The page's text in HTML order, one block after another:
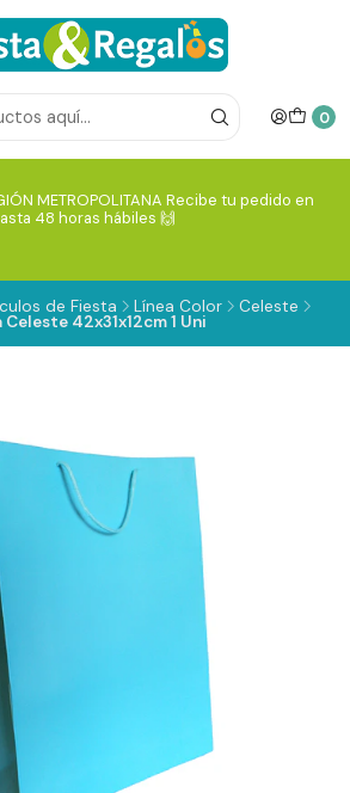
0
METROPOLITANA Recibe tu pedido en
48 horas hábiles 🙌
de Fiesta Línea Color Celeste
Celeste 42x31x12cm 1 Uni